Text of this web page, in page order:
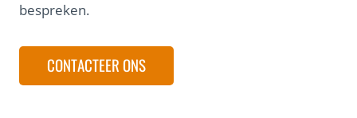
bespreken.
CONTACTEER ONS